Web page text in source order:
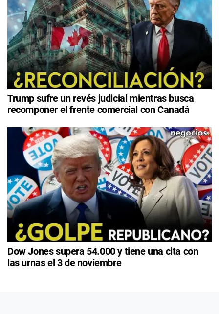
Trump sufre un revés judicial mientras busca
recomponer el frente comercial con Canadá
Dow Jones supera 54.000 y tiene una cita con
las urnas el 3 de noviembre